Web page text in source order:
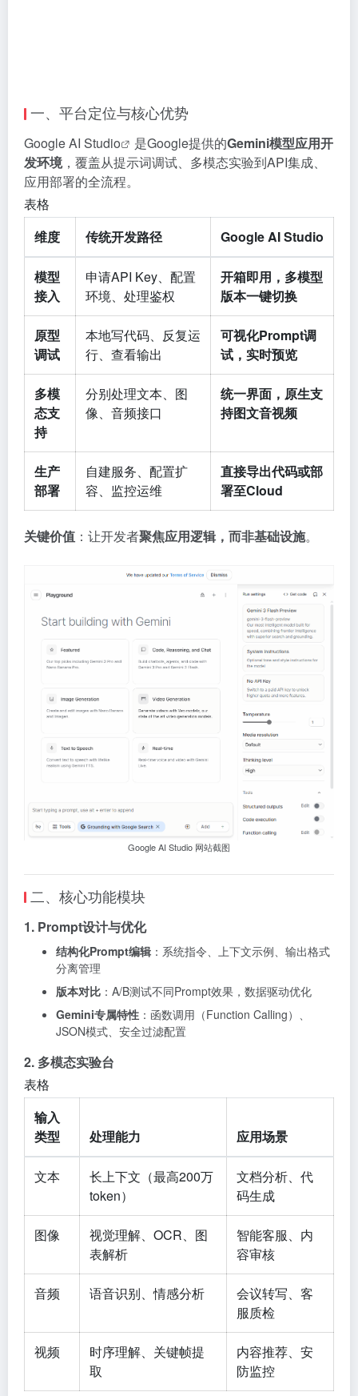
一、平台定位与核心优势
Google AI Studio 是Google提供的Gemini模型应用开
发环境，覆盖从提示词调试、多模态实验到API集成、
应用部署的全流程。
表格
维度
传统开发路径 Google AI Studio
模型
接入
申请API Key、配置
环境、处理鉴权
开箱即用，多模型
版本一键切换
原型
调试
本地写代码、反复运
行、查看输出
可视化Prompt调
试，实时预览
多模
态支
持
分别处理文本、图
像、音频接口
统一界面，原生支
持图文音视频
生产
部署
自建服务、配置扩
容、监控运维
直接导出代码或部
署至Cloud
关键价值 ：让开发者聚焦应用逻辑，而非基础设施。
Google AI Studio 网站截图
二、核心功能模块
1. Prompt设计与优化
结构化Prompt编辑 ：系统指令、上下文示例、输出格式
分离管理
版本对比 ：A/B测试不同Prompt效果，数据驱动优化
Gemini专属特性 ：函数调用（Function Calling）、
JSON模式、安全过滤配置
2. 多模态实验台
表格
输入
类型
处理能力 应用场景
文本
长上下文（最高200万
token）
文档分析、代
码生成
图像
视觉理解、OCR、图
表解析
智能客服、内
容审核
音频 语音识别、情感分析
会议转写、客
服质检
视频
时序理解、关键帧提
取
内容推荐、安
防监控